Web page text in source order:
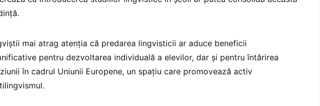
mai atrag atenția că predarea lingvisticii ar aduce beneficii
pentru dezvoltarea individuală a elevilor, dar și pentru întărirea
în cadrul Uniunii Europene, un spațiu care promovează activ